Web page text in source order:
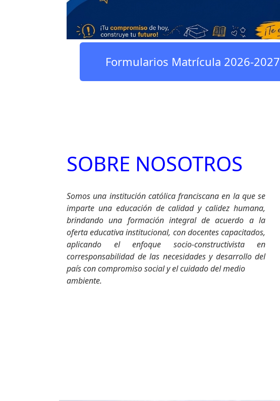
Formularios Matrícula 2026-2027
SOBRE NOSOTROS
Somos una institución católica franciscana en la que se
imparte una educación de calidad y calidez humana,
brindando una formación integral de acuerdo a la
oferta educativa institucional, con docentes capacitados,
aplicando el enfoque socio-constructivista en
corresponsabilidad de las necesidades y desarrollo del
país con compromiso social y el cuidado del medio
ambiente.